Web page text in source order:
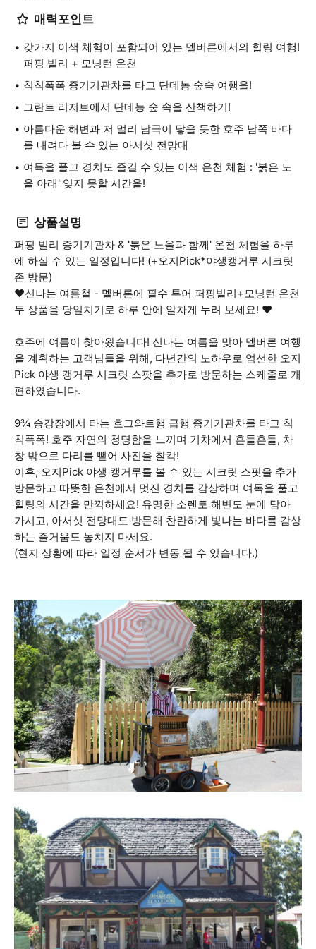
매력포인트
갖가지 이색 체험이 포함되어 있는 멜버른에서의 힐링 여행!
퍼핑 빌리 + 모닝턴 온천
칙칙폭폭 증기기관차를 타고 단데농 숲속 여행을!
그란트 리저브에서 단데농 숲 속을 산책하기!
아름다운 해변과 저 멀리 남극이 닿을 듯한 호주 남쪽 바다
를 내려다 볼 수 있는 아서싯 전망대
여독을 풀고 경치도 즐길 수 있는 이색 온천 체험 : '붉은 노
을 아래' 잊지 못할 시간을!
상품설명
퍼핑 빌리 증기기관차 & '붉은 노을과 함께' 온천 체험을 하루
에 하실 수 있는 일정입니다! (+오지Pick*야생캥거루 시크릿
존 방문)
❤️신나는 여름철 - 멜버른에 필수 투어 퍼핑빌리+모닝턴 온천
두 상품을 당일치기로 하루 안에 알차게 누려 보세요! ❤️
호주에 여름이 찾아왔습니다! 신나는 여름을 맞아 멜버른 여행
을 계획하는 고객님들을 위해, 다년간의 노하우로 엄선한 오지
Pick 야생 캥거루 시크릿 스팟을 추가로 방문하는 스케줄로 개
편하였습니다.
9¾ 승강장에서 타는 호그와트행 급행 증기기관차를 타고 칙
칙폭폭! 호주 자연의 청명함을 느끼며 기차에서 흔들흔들, 차
창 밖으로 다리를 뻗어 사진을 찰칵!
이후, 오지Pick 야생 캥거루를 볼 수 있는 시크릿 스팟을 추가
방문하고 따뜻한 온천에서 멋진 경치를 감상하며 여독을 풀고
힐링의 시간을 만끽하세요! 유명한 소렌토 해변도 눈에 담아
가시고, 아서싯 전망대도 방문해 찬란하게 빛나는 바다를 감상
하는 즐거움도 놓치지 마세요.
(현지 상황에 따라 일정 순서가 변동 될 수 있습니다.)